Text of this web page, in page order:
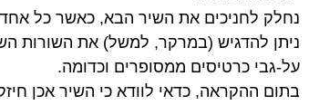
נחלק לחניכים את השיר הבא, כאשר כל
ניתן להדגיש (במרקר, למשל) את השורות
על-גבי כרטיסים ממסופרים וכדומה.
בתום ההקראה, כדאי לוודא כי השיר אכן